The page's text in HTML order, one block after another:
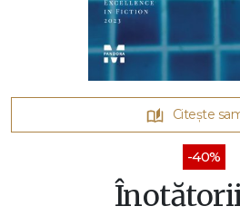
Citește
-40%